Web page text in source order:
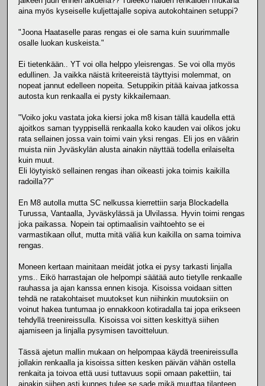
aina myös kyseiselle kuljettajalle sopiva autokohtainen setuppi?
"Joona Haataselle paras rengas ei ole sama kuin suurimmalle
osalle luokan kuskeista."
Ei tietenkään.. YT voi olla helppo yleisrengas. Se voi olla myös
edullinen. Ja vaikka näistä kriteereistä täyttyisi molemmat, on
nopeat jannut edelleen nopeita. Setuppikin pitää kaivaa jatkossa
autosta kun renkaalla ei pysty kikkailemaan.
"Voiko joku vastata joka kiersi joka m8 kisan tällä kaudella että
ajoitkos saman tyyppisellä renkaalla koko kauden vai olikos joku
rata sellainen jossa vain toimi vain yksi rengas. Eli jos en väärin
muista niin Jyväskylän alusta ainakin näyttää todella erilaiselta
kuin muut.
Eli löytyiskö sellainen rengas ihan oikeasti joka toimis kaikilla
radoilla??"
En M8 autolla mutta SC nelkussa kierrettiin sarja Blockadella
Turussa, Vantaalla, Jyväskylässä ja Ulvilassa. Hyvin toimi rengas
joka paikassa. Nopein tai optimaalisin vaihtoehto se ei
varmastikaan ollut, mutta mitä väliä kun kaikilla on sama toimiva
rengas.
Moneen kertaan mainitaan meidät jotka ei pysy tarkasti linjalla
yms.. Eikö harrastajan ole helpompi säätää auto tietylle renkaalle
rauhassa ja ajan kanssa ennen kisoja. Kisoissa voidaan sitten
tehdä ne ratakohtaiset muutokset kun niihinkin muutoksiin on
voinut hakea tuntumaa jo ennakkoon kotiradalla tai jopa erikseen
tehdyllä treenireissulla. Kisoissa voi sitten keskittyä siihen
ajamiseen ja linjalla pysymisen tavoitteluun.
Tässä ajetun mallin mukaan on helpompaa käydä treenireissulla
jollakin renkaalla ja kisoissa sitten kesken päivän vähän ostella
renkaita ja toivoa että uusi tuttavuus sopii omaan pakettiin, tai
ainakin siihen asti kunnes tulee se sade mikä muuttaa tilanteen.